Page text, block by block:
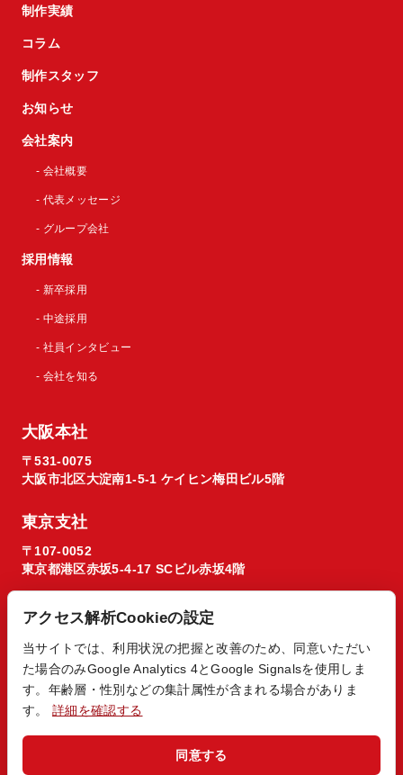
制作実績
コラム
制作スタッフ
お知らせ
会社案内
- 会社概要
- 代表メッセージ
- グループ会社
採用情報
- 新卒採用
- 中途採用
- 社員インタビュー
- 会社を知る
大阪本社
〒531-0075
大阪市北区大淀南1-5-1 ケイヒン梅田ビル5階
東京支社
〒107-0052
東京都港区赤坂5-4-17 SCビル赤坂4階
© 2026 Regista X1 co. ltd.
アクセス解析Cookieの設定
当サイトでは、利用状況の把握と改善のため、同意いただい
た場合のみGoogle Analytics 4とGoogle Signalsを使用しま
す。年齢層・性別などの集計属性が含まれる場合がありま
す。詳細を確認する
同意する